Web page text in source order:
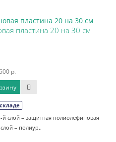
пластина 20 на 30 см
р.
слой – защитная полиолефиновая
– полиур..